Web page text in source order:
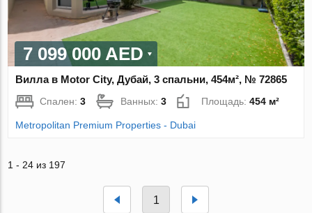
7 099 000 AED
Вилла в Motor City, Дубай, 3 спальни, 454м², № 72865
Спален:3 Ванных:3 Площадь:454 м²
Metropolitan Premium Properties - Dubai
1 - 24 из 197
1